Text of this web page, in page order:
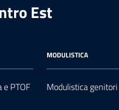
Est
PTOF
MODULISTICA
Modulistica genitori